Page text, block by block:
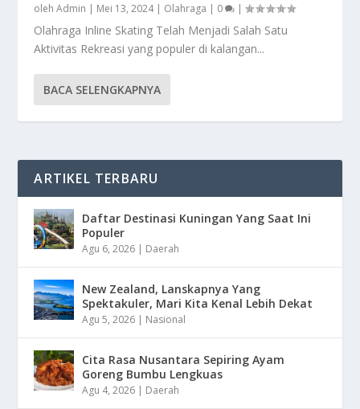
olehAdmin | Mei 13, 2024| Olahraga | 0 |
Olahraga Inline Skating Telah Menjadi Salah Satu
Aktivitas Rekreasi yang populer di kalangan...
BACA SELENGKAPNYA
ARTIKEL TERBARU
Daftar Destinasi Kuningan Yang Saat Ini
Populer
Agu 6, 2026 | Daerah
New Zealand, Lanskapnya Yang
Spektakuler, Mari Kita Kenal Lebih Dekat
Agu 5, 2026 | Nasional
Cita Rasa Nusantara Sepiring Ayam
Goreng Bumbu Lengkuas
Agu 4, 2026 | Daerah